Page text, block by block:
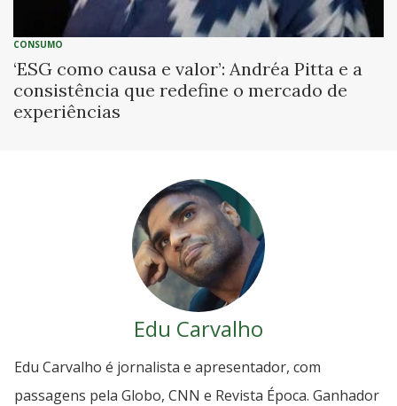
CONSUMO
‘ESG como causa e valor’: Andréa Pitta e a
consistência que redefine o mercado de
experiências
Edu Carvalho
Edu Carvalho é jornalista e apresentador, com
passagens pela Globo, CNN e Revista Época. Ganhador